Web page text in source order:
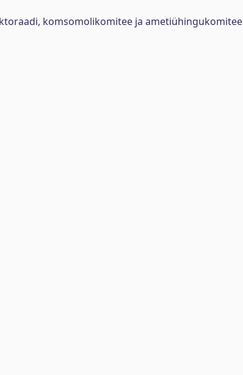
komsomolikomitee ja ametiühingukomitee